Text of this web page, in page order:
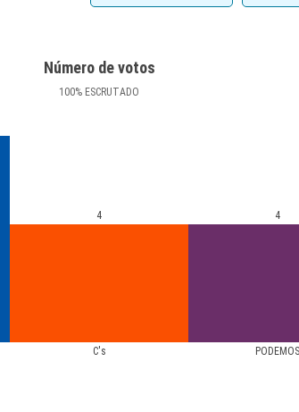
Número de votos
100% ESCRUTADO
C's PODEMOS
4 4